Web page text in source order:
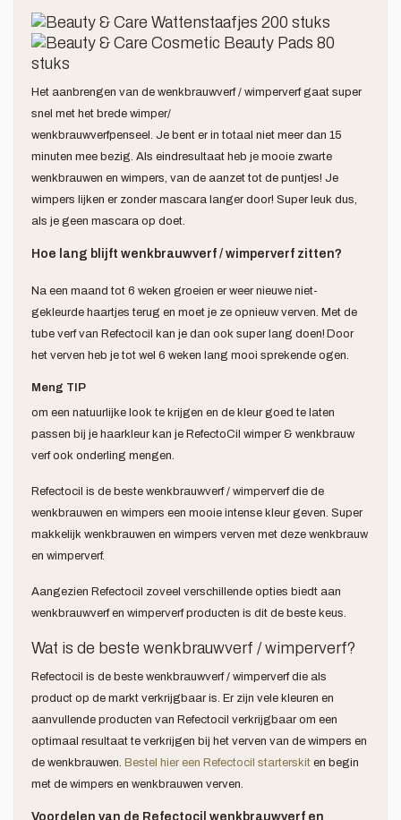
Het aanbrengen van de wenkbrauwverf / wimperverf gaat super
snel met het brede wimper/
wenkbrauwverfpenseel. Je bent er in totaal niet meer dan 15
minuten mee bezig. Als eindresultaat heb je mooie zwarte
wenkbrauwen en wimpers, van de aanzet tot de puntjes! Je
wimpers lijken er zonder mascara langer door! Super leuk dus,
als je geen mascara op doet.
Hoe lang blijft wenkbrauwverf / wimperverf zitten?
Na een maand tot 6 weken groeien er weer nieuwe niet-
gekleurde haartjes terug en moet je ze opnieuw verven. Met de
tube verf van Refectocil kan je dan ook super lang doen! Door
het verven heb je tot wel 6 weken lang mooi sprekende ogen.
Meng TIP
om een natuurlijke look te krijgen en de kleur goed te laten
passen bij je haarkleur kan je RefectoCil wimper & wenkbrauw
verf ook onderling mengen.
Refectocil is de beste wenkbrauwverf / wimperverf die de
wenkbrauwen en wimpers een mooie intense kleur geven. Super
makkelijk wenkbrauwen en wimpers verven met deze wenkbrauw
en wimperverf.
Aangezien Refectocil zoveel verschillende opties biedt aan
wenkbrauwverf en wimperverf producten is dit de beste keus.
Wat is de beste wenkbrauwverf / wimperverf?
Refectocil is de beste wenkbrauwverf / wimperverf die als
product op de markt verkrijgbaar is. Er zijn vele kleuren en
aanvullende producten van Refectocil verkrijgbaar om een
optimaal resultaat te verkrijgen bij het verven van de wimpers en
de wenkbrauwen. Bestel hier een Refectocil starterskit en begin
met de wimpers en wenkbrauwen verven.
Voordelen van de Refectocil wenkbrauwverf en